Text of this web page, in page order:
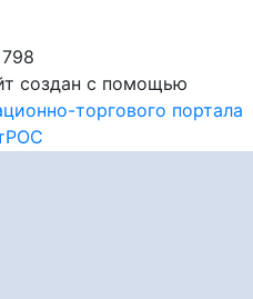
создан с помощью
торгового портала